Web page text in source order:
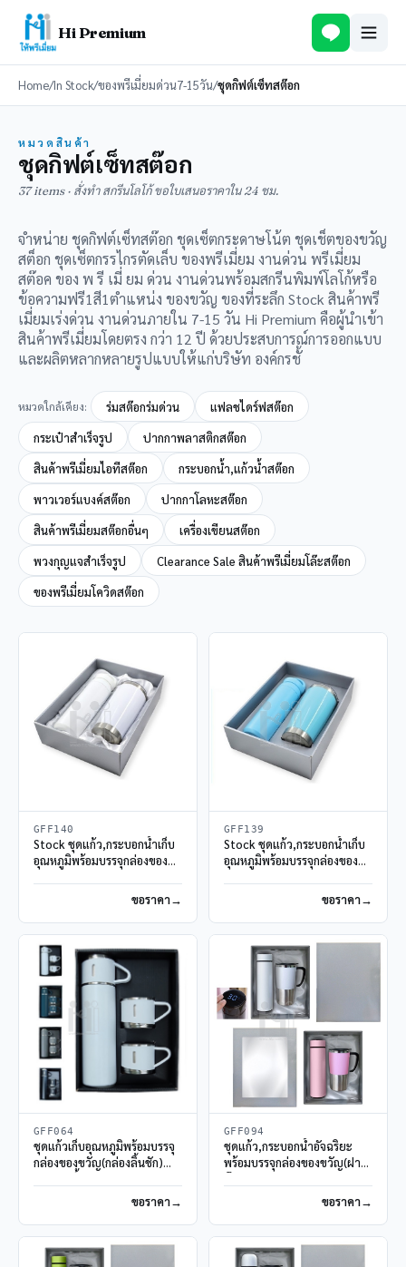
Hi Premium
Home/In Stock/ของพรีเมี่ยมด่วน7-15วัน/ชุดกิฟต์เซ็ทสต๊อก
หมวดสินค้า
ชุดกิฟต์เซ็ทสต๊อก
37 items · สั่งทำ สกรีนโลโก้ ขอใบเสนอราคาใน 24 ชม.
จำหน่าย ชุดกิฟต์เซ็ทสต๊อก ชุดเซ็ตกระดาษโน้ต ชุดเช็ตของขวัญ
สต็อก ชุดเซ็ตกรรไกรตัดเล็บ ของพรีเมี่ยม งานด่วน พรีเมี่ยม
สต๊อค ของ พ รี เมี่ ยม ด่วน งานด่วนพร้อมสกรีนพิมพ์โลโก้หรือ
ข้อความฟรี1สี1ตำแหน่ง ของขวัญ ของที่ระลึก Stock สินค้าพรี
เมี่ยมเร่งด่วน งานด่วนภายใน 7-15 วัน Hi Premium คือผู้นำเข้า
สินค้าพรีเมี่ยมโดยตรง กว่า 12 ปี ด้วยประสบการณ์การออกแบบ
และผลิตหลากหลายรูปแบบให้แก่บริษัท องค์กรชั้
หมวดใกล้เคียง: ร่มสต๊อกร่มด่วน
แฟลชไดร์ฟสต๊อก
กระเป๋าสำเร็จรูป
ปากกาพลาสติกสต๊อก
สินค้าพรีเมี่ยมไอทีสต๊อก
กระบอกน้ำ,แก้วน้ำสต๊อก
พาวเวอร์แบงค์สต๊อก
ปากกาโลหะสต๊อก
สินค้าพรีเมี่ยมสต๊อกอื่นๆ
เครื่องเขียนสต๊อก
พวงกุญแจสำเร็จรูป
Clearance Sale สินค้าพรีเมี่ยมโล๊ะสต๊อก
ของพรีเมี่ยมโควิดสต๊อก
GFF140
Stock ชุดแก้ว,กระบอกน้ำเก็บ
อุณหภูมิพร้อมบรรจุกล่องของ
ขอราคา
GFF139
Stock ชุดแก้ว,กระบอกน้ำเก็บ
อุณหภูมิพร้อมบรรจุกล่องของ
ขอราคา
GFF064
ชุดแก้วเก็บอุณหภูมิพร้อมบรรจุ
กล่องของขวัญ(กล่องลิ้นชัก)
ขอราคา
GFF094
ชุดแก้ว,กระบอกน้ำอัจฉริยะ
พร้อมบรรจุกล่องของขวัญ(ฝา
ขอราคา